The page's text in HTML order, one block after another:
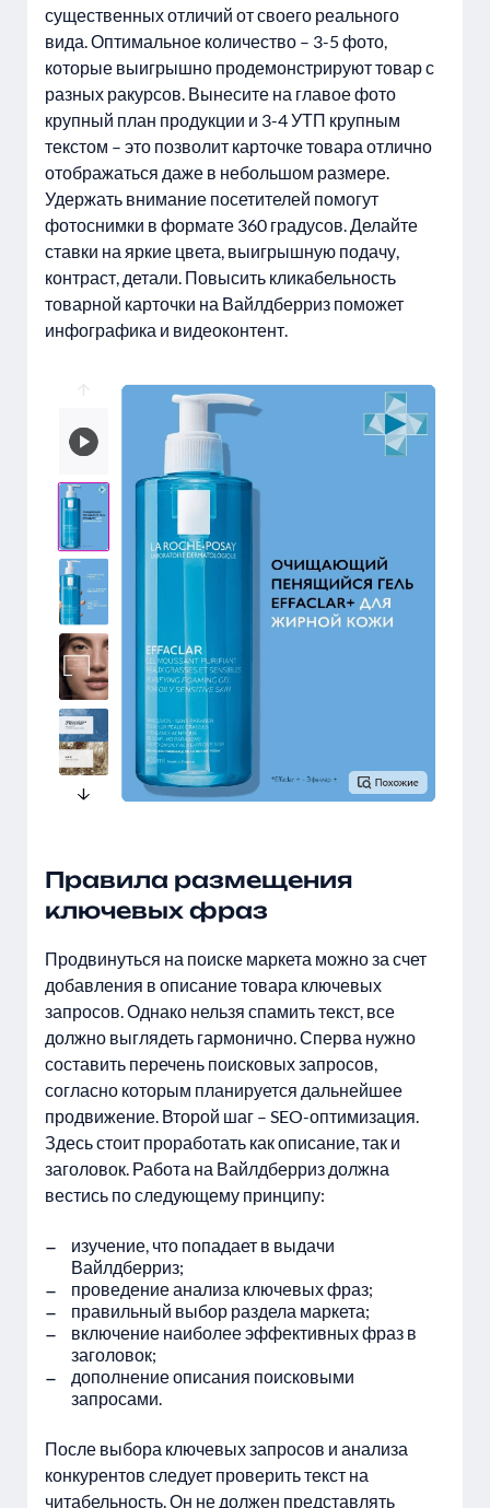
существенных отличий от своего реального
вида. Оптимальное количество – 3-5 фото,
которые выигрышно продемонстрируют товар с
разных ракурсов. Вынесите на главое фото
крупный план продукции и 3-4 УТП крупным
текстом – это позволит карточке товара отлично
отображаться даже в небольшом размере.
Удержать внимание посетителей помогут
фотоснимки в формате 360 градусов. Делайте
ставки на яркие цвета, выигрышную подачу,
контраст, детали. Повысить кликабельность
товарной карточки на Вайлдберриз поможет
инфографика и видеоконтент.
Правила размещения
ключевых фраз
Продвинуться на поиске маркета можно за счет
добавления в описание товара ключевых
запросов. Однако нельзя спамить текст, все
должно выглядеть гармонично. Сперва нужно
составить перечень поисковых запросов,
согласно которым планируется дальнейшее
продвижение. Второй шаг – SEO-оптимизация.
Здесь стоит проработать как описание, так и
заголовок. Работа на Вайлдберриз должна
вестись по следующему принципу:
изучение, что попадает в выдачи
Вайлдберриз;
проведение анализа ключевых фраз;
правильный выбор раздела маркета;
включение наиболее эффективных фраз в
заголовок;
дополнение описания поисковыми
запросами.
После выбора ключевых запросов и анализа
конкурентов следует проверить текст на
читабельность. Он не должен представлять